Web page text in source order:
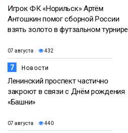
Игрок ФК «Норильск» Артём
Антошкин помог сборной России
взять золото в футзальном турнире
07 августа 432
7 Новости
Ленинский проспект частично
закроют в связи с Днём рождения
«Башни»
07 августа 440